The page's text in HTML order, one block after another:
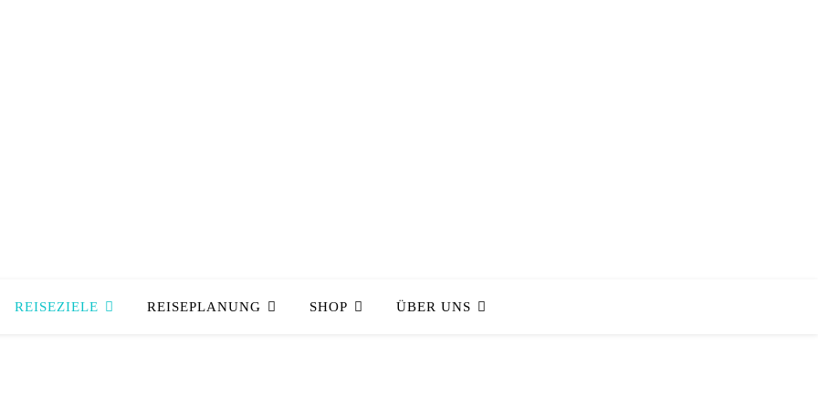
REISEZIELE REISEPLANUNG SHOP ÜBER UNS